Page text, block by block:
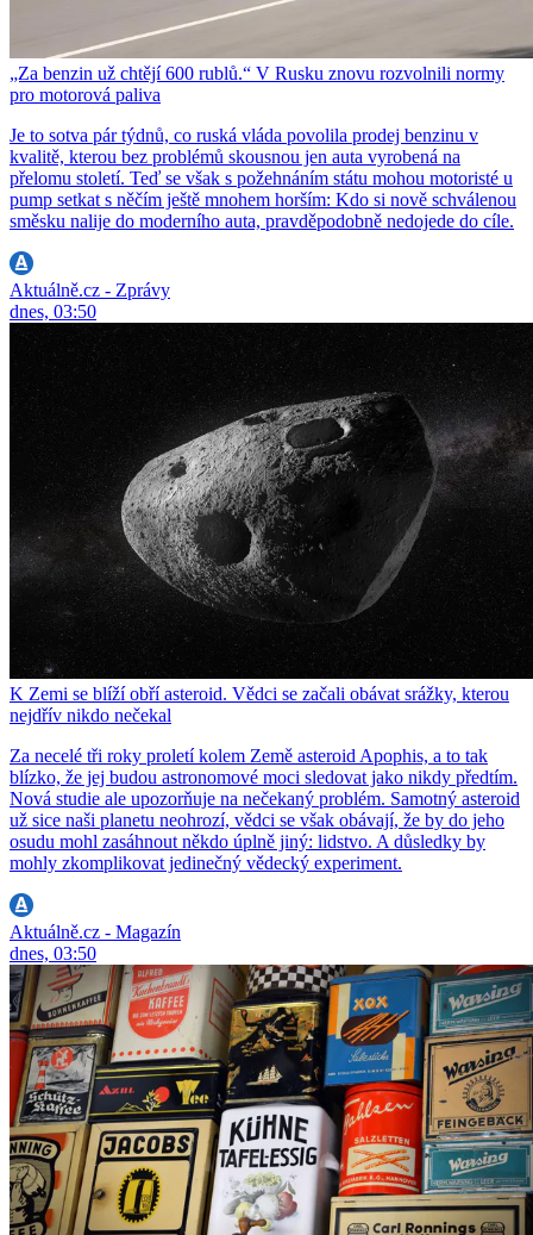
„Za benzin už chtějí 600 rublů.“ V Rusku znovu rozvolnili normy
pro motorová paliva
Je to sotva pár týdnů, co ruská vláda povolila prodej benzinu v
kvalitě, kterou bez problémů skousnou jen auta vyrobená na
přelomu století. Teď se však s požehnáním státu mohou motoristé u
pump setkat s něčím ještě mnohem horším: Kdo si nově schválenou
směsku nalije do moderního auta, pravděpodobně nedojede do cíle.
Aktuálně.cz - Zprávy
dnes, 03:50
K Zemi se blíží obří asteroid. Vědci se začali obávat srážky, kterou
nejdřív nikdo nečekal
Za necelé tři roky proletí kolem Země asteroid Apophis, a to tak
blízko, že jej budou astronomové moci sledovat jako nikdy předtím.
Nová studie ale upozorňuje na nečekaný problém. Samotný asteroid
už sice naši planetu neohrozí, vědci se však obávají, že by do jeho
osudu mohl zasáhnout někdo úplně jiný: lidstvo. A důsledky by
mohly zkomplikovat jedinečný vědecký experiment.
Aktuálně.cz - Magazín
dnes, 03:50